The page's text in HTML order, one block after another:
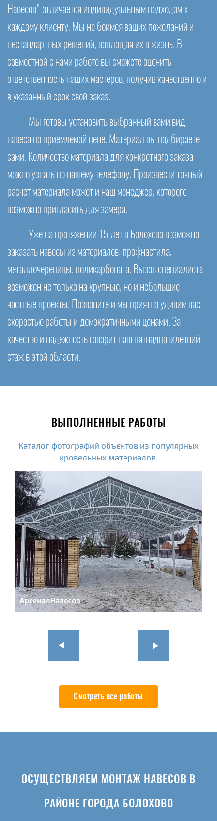
Навесов" отличается индивидуальным подходом к
каждому клиенту. Мы не боимся ваших пожеланий и
нестандартных решений, воплощая их в жизнь. В
совместной с нами работе вы сможете оценить
ответственность наших мастеров, получив качественно и
в указанный срок свой заказ.
Мы готовы установить выбранный вами вид
навеса по приемлемой цене. Материал вы подбираете
сами. Количество материала для конкретного заказа
можно узнать по нашему телефону. Произвести точный
расчет материала может и наш менеджер, которого
возможно пригласить для замера.
Уже на протяжении 15 лет в Болохово возможно
заказать навесы из материалов: профнастила,
металлочерепицы, поликарбоната. Вызов специалиста
возможен не только на крупные, но и небольшие
частные проекты. Позвоните и мы приятно удивим вас
скоростью работы и демократичными ценами. За
качество и надежность говорит наш пятнадцатилетний
стаж в этой области.
ВЫПОЛНЕННЫЕ РАБОТЫ
Каталог фотографий объектов из популярных
кровельных материалов.
Смотреть все работы
ОСУЩЕСТВЛЯЕМ МОНТАЖ НАВЕСОВ В
РАЙОНЕ ГОРОДА БОЛОХОВО